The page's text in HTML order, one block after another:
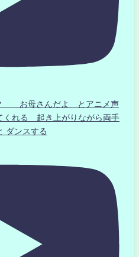
？ お母さんだよ とアニメ声
くれる 起き上がりながら両手
ダンスする